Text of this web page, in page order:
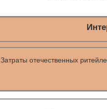
Затраты отечественных